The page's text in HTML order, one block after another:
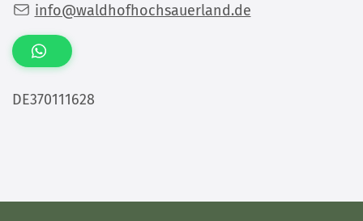
info@waldhofhochsauerland.de
DE370111628